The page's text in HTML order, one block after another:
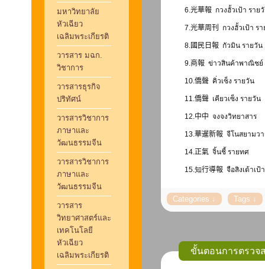
มหาวิทยาลัย
หัวเฉียว
เฉลิมพระเกียรติ
วารสาร มฉก.
วิชาการ
วารสารธุรกิจ
ปริทัศน์
วารสารวิชาการ
ภาษาและ
วัฒนธรรมจีน
วารสารวิชาการ
ภาษาและ
วัฒนธรรมจีน
วารสาร
วิทยาศาสตร์และ
เทคโนโลยี
หัวเฉียว
เฉลิมพระเกียรติ
6.光華報 กวงฮั้วเป้า ราย
7.光華周刊 กวงฮั้วเป้า ร
8.國民日報 กัวมิน รายวัน
9.商報 ข่าวสินค้าพาณิชย์
10.僑聲 คิ่วเซ็ง รายวัน
11.僑聲 เคียวเซ็ง รายวัน
12.中中 จงจงวิทยาสาร
13.華暹新報 จีโนสยามว
14.正氣 จิ้นชี้ รายทศ
15.知行導報 จือสิงเต้าเ
ขั้นตอนการตรวจ